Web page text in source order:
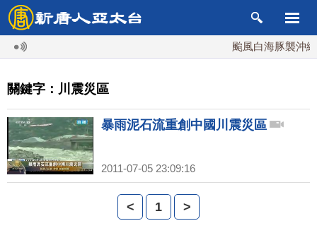
颱風白海豚襲沖繩
關鍵字：川震災區
暴雨泥石流重創中國川震災區
2011-07-05 23:09:16
< 1 >